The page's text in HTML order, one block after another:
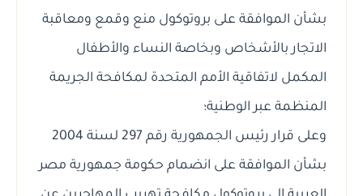
بشأن الموافقة على بروتوكول منع وقمع ومعاقبة
الاتجار بالأشخاص وبخاصة النساء والأطفال
المكمل لاتفاقية الأمم المتحدة لمكافحة الجريمة
المنظمة عبر الوطنية؛
وعلى قرار رئيس الجمهورية رقم 297 لسنة 2004
بشأن الموافقة على انضمام حكومة جمهورية مصر